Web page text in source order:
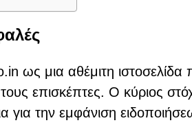
ως μια αθέμιτη ιστοσελίδα
επισκέπτες. Ο κύριος
για την εμφάνιση